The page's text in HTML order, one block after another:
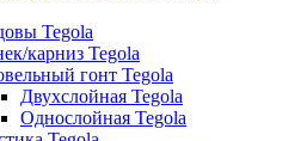
Tegola
карниз Tegola
гонт Tegola
Двухслойная Tegola
Однослойная Tegola